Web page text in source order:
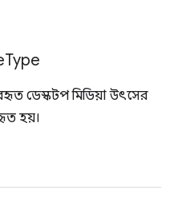
Type
ডেস্কটপ মিডিয়া উৎসের
হয়।